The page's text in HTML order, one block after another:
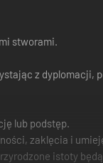
stworami.
z dyplomacji,
lub podstęp.
zaklęcia i
istoty